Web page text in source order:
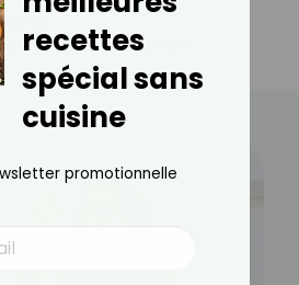
Chez Soi Pour Éviter Les
recettes
spécial sans
cuisine
promotionnelle